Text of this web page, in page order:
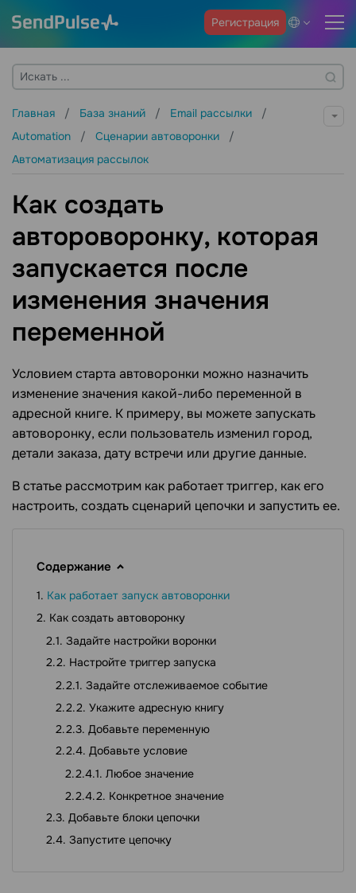
Регистрация
Главная База знаний
Email рассылки
Automation
Сценарии автоворонки
Автоматизация рассылок
Как создать
автороворонку, которая
запускается после
изменения значения
переменной
Условием старта автоворонки можно назначить
изменение значения какой-либо переменной в
адресной книге. К примеру, вы можете запускать
автоворонку, если пользователь изменил город,
детали заказа, дату встречи или другие данные.
В статье рассмотрим как работает триггер, как его
настроить, создать сценарий цепочки и запустить ее.
Содержание
Как работает запуск автоворонки
Как создать автоворонку
Задайте настройки воронки
Настройте триггер запуска
Задайте отслеживаемое событие
Укажите адресную книгу
Добавьте переменную
Добавьте условие
Любое значение
Конкретное значение
Добавьте блоки цепочки
Запустите цепочку